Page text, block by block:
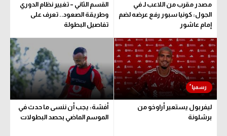
مصدر مقرب من اللاعب لـ في
الجول: كونيا سبور رفع عرضه لضم
إمام عاشور
القسم الثاني – تغيير نظام الدوري
وطريقة الصعود.. تعرف على
تفاصيل البطولة
ليفربول يستعير أراوخو من
برشلونة
أفشة: يجب أن ننسى ما حدث في
الموسم الماضي بحصد البطولات